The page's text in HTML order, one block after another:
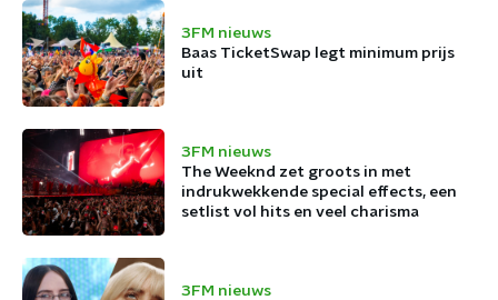
3FM nieuws
Baas TicketSwap legt minimum prijs
uit
3FM nieuws
The Weeknd zet groots in met
indrukwekkende special effects, een
setlist vol hits en veel charisma
3FM nieuws